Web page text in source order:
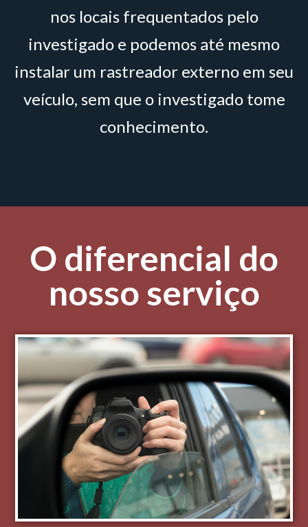
nos locais frequentados pelo
investigado e podemos até mesmo
instalar um rastreador externo em seu
veículo, sem que o investigado tome
conhecimento.
O diferencial do
nosso serviço